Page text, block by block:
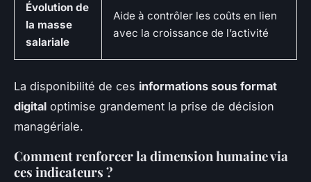
Évolution de
la masse
salariale
Aide à contrôler les coûts en lien
avec la croissance de l’activité
La disponibilité de ces informations sous format
digital optimise grandement la prise de décision
managériale.
Comment renforcer la dimension humaine via
ces indicateurs ?